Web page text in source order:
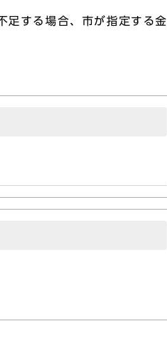
足する場合、市が指定する金